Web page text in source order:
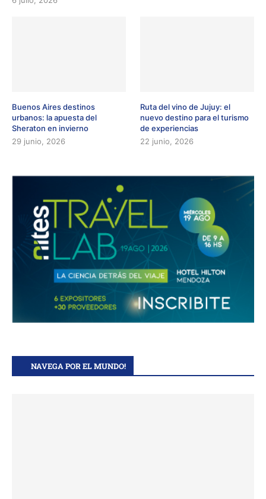
Buenos Aires destinos
urbanos: la apuesta del
Sheraton en invierno
29 junio, 2026
Ruta del vino de Jujuy: el
nuevo destino para el turismo
de experiencias
22 junio, 2026
NAVEGA POR EL MUNDO!